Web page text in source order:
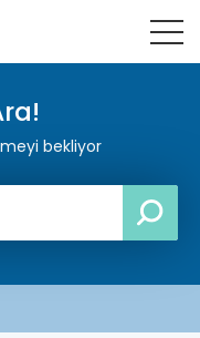
bekliyor